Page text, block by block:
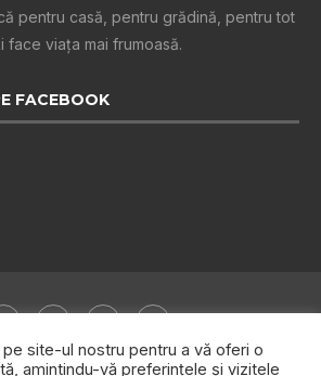
pentru casă, pentru grădină, pentru tot
face viaţa mai frumoasă.
FACEBOOK
site-ul nostru pentru a vă oferi o
amintindu-vă preferințele și vizitele